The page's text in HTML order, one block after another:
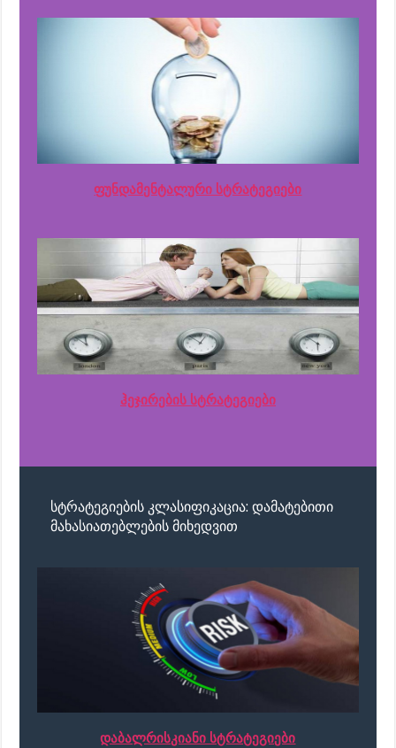
ფუნდამენტალური სტრატეგიები
ჰეჯირების სტრატეგიები
სტრატეგიების კლასიფიკაცია: დამატებითი
მახასიათებლების მიხედვით
დაბალრისკიანი სტრატეგიები